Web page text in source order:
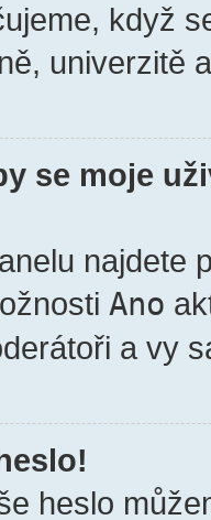
když
univerzitě
se moje
najdete
Ano
a vy
heslo